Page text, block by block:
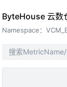
ByteHouse 云数
Namespace：